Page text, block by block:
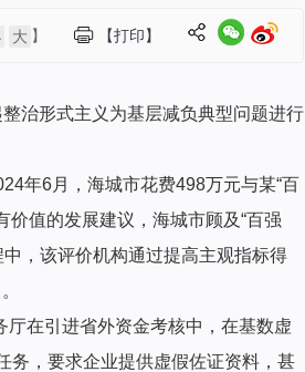
【打印】
大 】
治形式主义为基层减负典型问题进行
年6月，海城市花费498万元与某“百
价值的发展建议，海城市顾及“百强
，该评价机构通过提高主观指标得
在引进省外资金考核中，在基数虚
务，要求企业提供虚假佐证资料，甚